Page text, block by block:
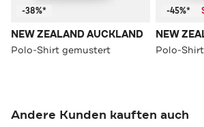
-38%*
NEW ZEALAND AUCKLAND
Polo-Shirt gemustert
-45%*
NEW
Polo-
Andere Kunden kauften auch